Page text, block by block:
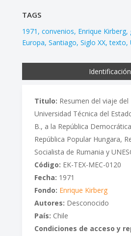
TAGS
1971 convenios Enrique Kirberg
Europa Santiago Siglo XX texto
Identificación
Titulo: Resumen del viaje
Universidad Técnica del
B., a la República
República Popular Hungara,
Socialista de Rumania y
Código: EK-TEX-MEC-0120
Fecha: 1971
Fondo: Enrique Kirberg
Autores: Desconocido
País: Chile
Condiciones de acceso y